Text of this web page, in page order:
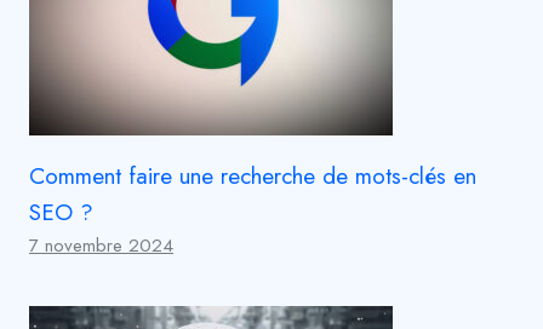
Comment faire une recherche de mots-clés en
SEO ?
7 novembre 2024